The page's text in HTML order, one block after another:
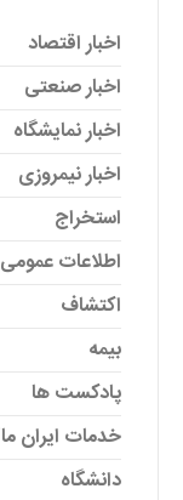
اخبار اقتصاد
اخبار صنعتی
اخبار نمایشگاه
اخبار نیمروزی
استخراج
اطلاعات عمومی
اکتشاف
بیمه
پادکست ها
خدمات ایران
دانشگاه